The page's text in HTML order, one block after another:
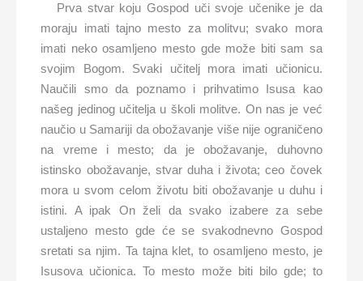
Prva stvar koju Gospod uči svoje učenike je da
moraju imati tajno mesto za molitvu; svako mora
imati neko osamljeno mesto gde može biti sam sa
svojim Bogom. Svaki učitelj mora imati učionicu.
Naučili smo da poznamo i prihvatimo Isusa kao
našeg jedinog učitelja u školi molitve. On nas je već
naučio u Samariji da obožavanje više nije ograničeno
na vreme i mesto; da je obožavanje, duhovno
istinsko obožavanje, stvar duha i života; ceo čovek
mora u svom celom životu biti obožavanje u duhu i
istini. A ipak On želi da svako izabere za sebe
ustaljeno mesto gde će se svakodnevno Gospod
sretati sa njim. Ta tajna klet, to osamljeno mesto, je
Isusova učionica. To mesto može biti bilo gde; to